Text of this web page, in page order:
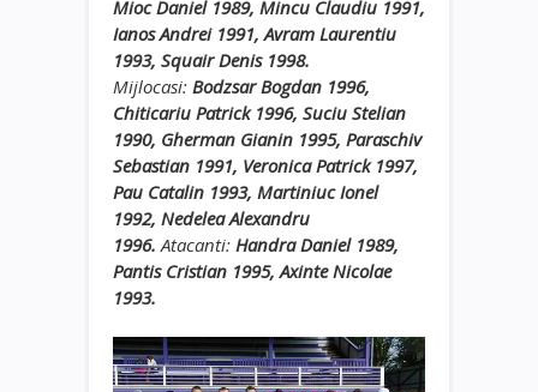
Mioc Daniel 1989, Mincu Claudiu 1991,
Ianos Andrei 1991, Avram Laurentiu
1993, Squair Denis 1998.
Mijlocasi: Bodzsar Bogdan 1996,
Chiticariu Patrick 1996, Suciu Stelian
1990, Gherman Gianin 1995, Paraschiv
Sebastian 1991, Veronica Patrick 1997,
Pau Catalin 1993, Martiniuc Ionel
1992, Nedelea Alexandru
1996. Atacanti: Handra Daniel 1989,
Pantis Cristian 1995, Axinte Nicolae
1993.